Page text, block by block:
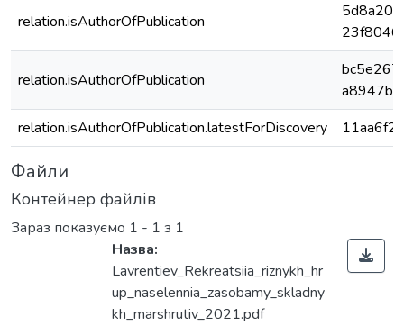
relation.isAuthorOfPublication
relation.isAuthorOfPublication
relation.isAuthorOfPublication.latestForDiscovery
Файли
Контейнер файлів
Зараз показуємо 1 - 1 з 1
Назва:
Lavrentiev_Rekreatsiia_riznykh_hr
up_naselennia_zasobamy_skladny
kh_marshrutiv_2021.pdf